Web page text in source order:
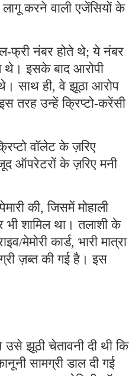
करने वाली एजेंसियों के
फ्री नंबर होते थे; ये नंबर
थे। इसके बाद आरोपी
साथ ही, वे झूठा आरोप
तरह उन्हें क्रिप्टो-करेंसी
वॉलेट के ज़रिए
ऑपरेटरों के ज़रिए मनी
की, जिसमें मोहाली
शामिल था। तलाशी के
मेमोरी कार्ड, भारी मात्रा
ज़ब्त की गई है। इस
उसे झूठी चेतावनी दी थी कि
सामग्री डाल दी गई